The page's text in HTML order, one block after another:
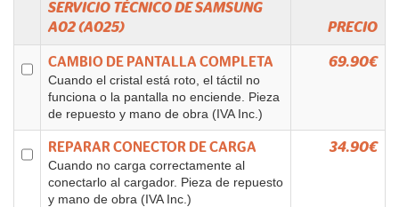
SERVICIO TÉCNICO DESAMSUNG
A02 (A025)
PRECIO
CAMBIO DE PANTALLA COMPLETA
Cuando el cristal está roto, el táctil no
funciona o la pantalla no enciende. Pieza
de repuesto y mano de obra (IVA Inc.)
69.90€
REPARAR CONECTOR DE CARGA
Cuando no carga correctamente al
conectarlo al cargador. Pieza de repuesto
y mano de obra (IVA Inc.)
34.90€